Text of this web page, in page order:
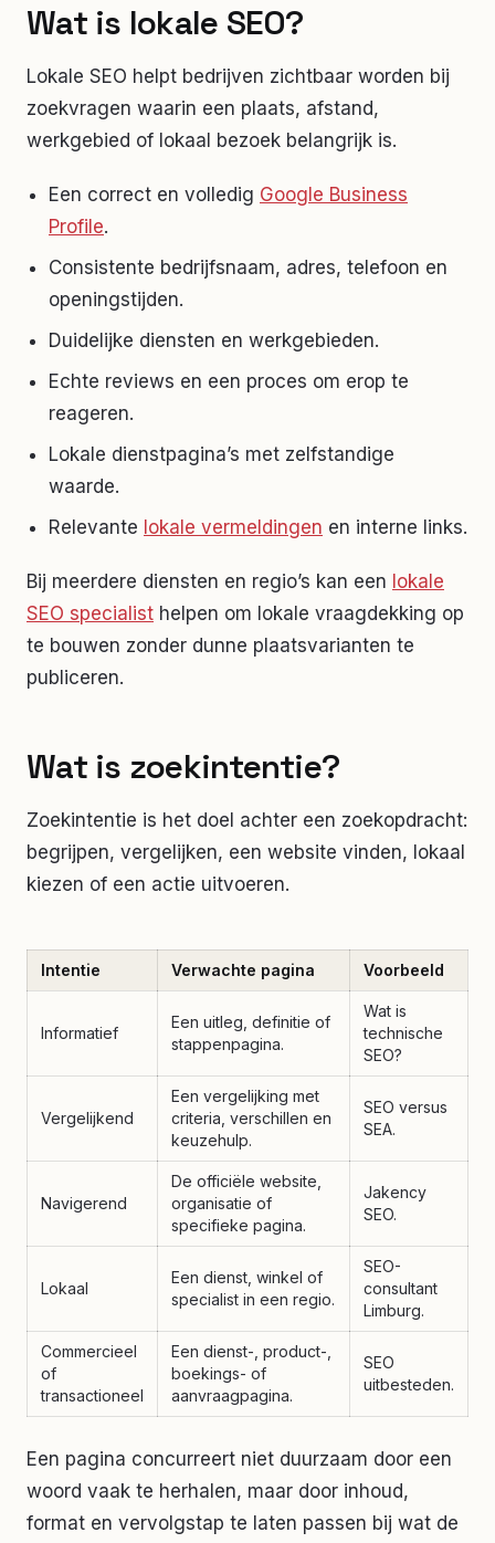
Wat is lokale SEO?
Lokale SEO helpt bedrijven zichtbaar worden bij
zoekvragen waarin een plaats, afstand,
werkgebied of lokaal bezoek belangrijk is.
Een correct en volledig Google Business
Profile.
Consistente bedrijfsnaam, adres, telefoon en
openingstijden.
Duidelijke diensten en werkgebieden.
Echte reviews en een proces om erop te
reageren.
Lokale dienstpagina’s met zelfstandige
waarde.
Relevante lokale vermeldingen en interne links.
Bij meerdere diensten en regio’s kan een lokale
SEO specialist helpen om lokale vraagdekking op
te bouwen zonder dunne plaatsvarianten te
publiceren.
Wat is zoekintentie?
Zoekintentie is het doel achter een zoekopdracht:
begrijpen, vergelijken, een website vinden, lokaal
kiezen of een actie uitvoeren.
Intentie Verwachte pagina Voorbeeld
Informatief
Een uitleg, definitie of
stappenpagina.
Wat is
technische
SEO?
Vergelijkend
Een vergelijking met
criteria, verschillen en
keuzehulp.
SEO versus
SEA.
Navigerend
De officiële website,
organisatie of
specifieke pagina.
Jakency
SEO.
Lokaal
Een dienst, winkel of
specialist in een regio.
SEO-
consultant
Limburg.
Commercieel
of
transactioneel
Een dienst-, product-,
boekings- of
aanvraagpagina.
SEO
uitbesteden.
Een pagina concurreert niet duurzaam door een
woord vaak te herhalen, maar door inhoud,
format en vervolgstap te laten passen bij wat de